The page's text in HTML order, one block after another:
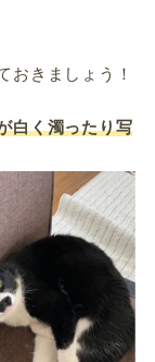
おきましょう！
白く濁ったり写